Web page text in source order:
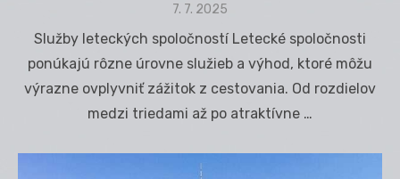
Posted
7. 7. 2025
Služby leteckých spoločností Letecké spoločnosti
ponúkajú rôzne úrovne služieb a výhod, ktoré môžu
výrazne ovplyvniť zážitok z cestovania. Od rozdielov
medzi triedami až po atraktívne …